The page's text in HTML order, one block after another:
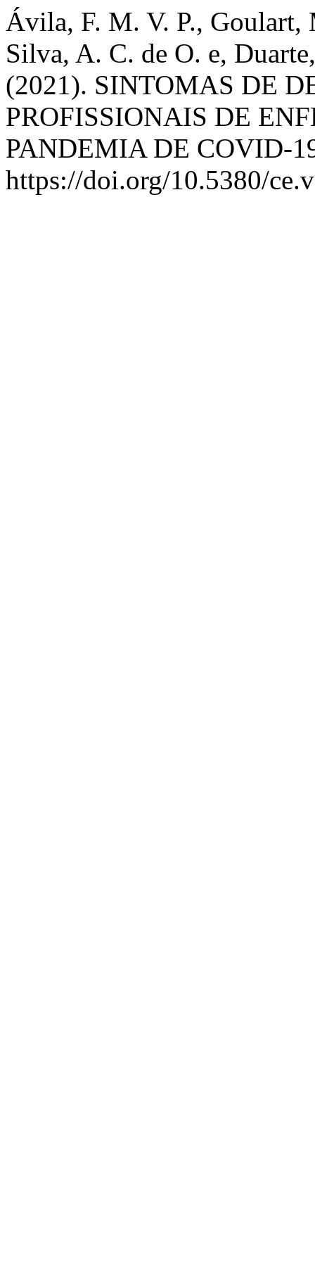
Ávila, F. M. V. P., Goulart,
Silva, A. C. de O. e,
(2021). SINTOMAS DE
PROFISSIONAIS DE
PANDEMIA DE COVID-
https://doi.org/10.5380/